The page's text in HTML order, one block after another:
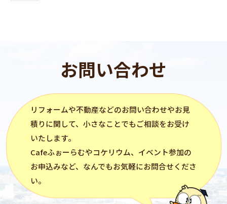
お問い合わせ
リフォームや不動産などのお問い合わせやお見
積りに関して、小さなことでもご相談をお受け
いたします。
Cafeふぉーらむやコケリウム、イベント参加の
お申込みなど、なんでもお気軽にお問合せくださ
い。